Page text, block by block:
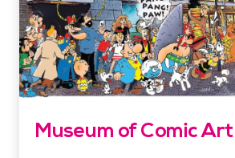
Museum of Comic Art